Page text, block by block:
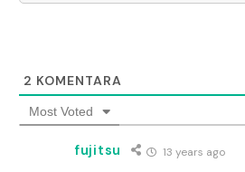
2 KOMENTARA
Most Voted
fujitsu 13 years ago